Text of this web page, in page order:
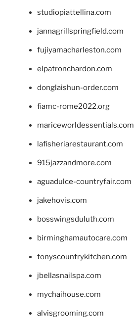
studiopiattellina.com
jannagrillspringfield.com
fujiyamacharleston.com
elpatronchardon.com
donglaishun-order.com
fiamc-rome2022.org
mariceworldessentials.com
lafisheriarestaurant.com
915jazzandmore.com
aguadulce-countryfair.com
jakehovis.com
bosswingsduluth.com
birminghamautocare.com
tonyscountrykitchen.com
jbellasnailspa.com
mychaihouse.com
alvisgrooming.com